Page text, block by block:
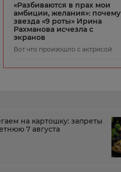
«Разбиваются в прах мои
амбиции, желания»: почему
звезда «9 роты» Ирина
Рахманова исчезла с
экранов
Вот что произошло с актрисой
на картошку: запреты
7 августа